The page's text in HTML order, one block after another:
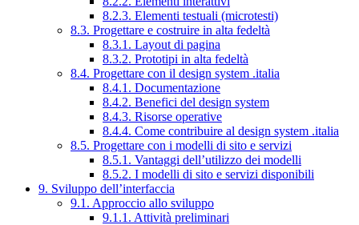
8.2.3. Elementi testuali (microtesti)
8.3. Progettare e costruire in alta fedeltà
8.3.1. Layout di pagina
8.3.2. Prototipi in alta fedeltà
8.4. Progettare con il design system .italia
8.4.1. Documentazione
8.4.2. Benefici del design system
8.4.3. Risorse operative
8.4.4. Come contribuire al design system .italia
8.5. Progettare con i modelli di sito e servizi
8.5.1. Vantaggi dell’utilizzo dei modelli
8.5.2. I modelli di sito e servizi disponibili
9. Sviluppo dell’interfaccia
9.1. Approccio allo sviluppo
9.1.1. Attività preliminari